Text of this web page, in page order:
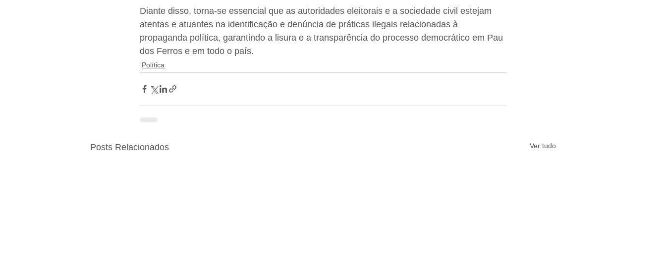
Diante disso, torna-se essencial que as autoridades eleitorais e a sociedade civil estejam
atentas e atuantes na identificação e denúncia de práticas ilegais relacionadas à
propaganda política, garantindo a lisura e a transparência do processo democrático em Pau
dos Ferros e em todo o país.
Política
Posts Relacionados Ver tudo